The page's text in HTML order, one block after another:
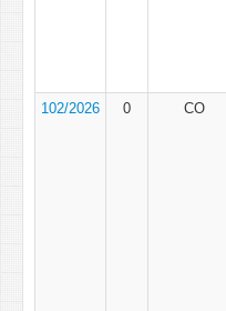
102/2026 0 CO